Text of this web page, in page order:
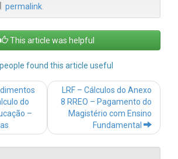
permalink
This article was helpful
found this article useful
Post
navigation
do
–
LRF – Cálculos do Anexo
8 RREO – Pagamento do
Magistério com Ensino
Fundamental